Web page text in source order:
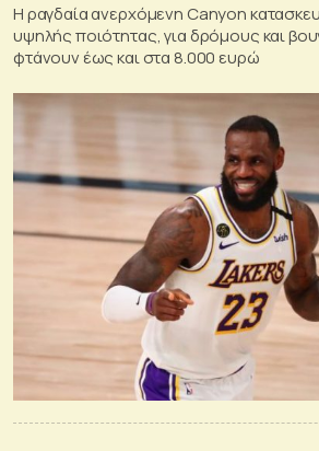
H ραγδαία ανερχόμενη Canyon
υψηλής ποιότητας, για δρόμους και
φτάνουν έως και στα 8.000 ευρώ